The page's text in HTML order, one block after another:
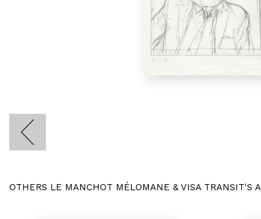
OTHERS LE MANCHOT MÉLOMANE & VISA TRANSIT'S